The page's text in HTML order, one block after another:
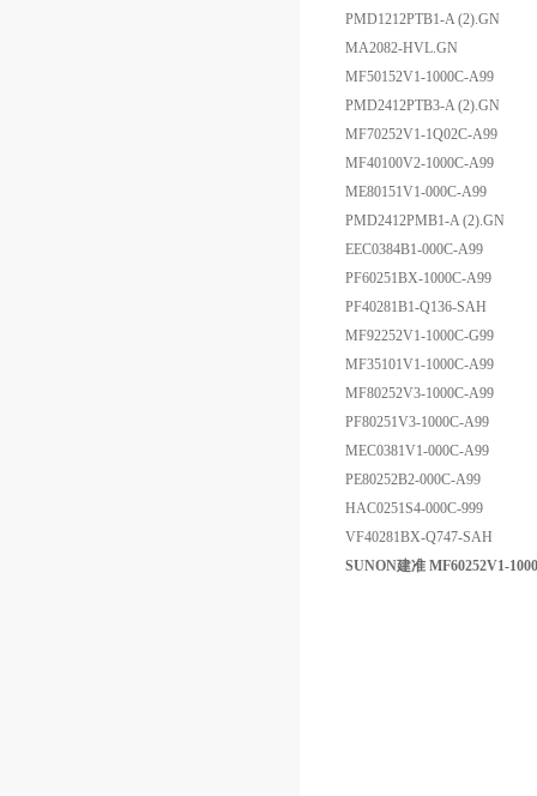
PMD1212PTB1-A (2).GN
MA2082-HVL.GN
MF50152V1-1000C-A99
PMD2412PTB3-A (2).GN
MF70252V1-1Q02C-A99
MF40100V2-1000C-A99
ME80151V1-000C-A99
PMD2412PMB1-A (2).GN
EEC0384B1-000C-A99
PF60251BX-1000C-A99
PF40281B1-Q136-SAH
MF92252V1-1000C-G99
MF35101V1-1000C-A99
MF80252V3-1000C-A99
PF80251V3-1000C-A99
MEC0381V1-000C-A99
PE80252B2-000C-A99
HAC0251S4-000C-999
VF40281BX-Q747-SAH
SUNON建准 MF60252V1-